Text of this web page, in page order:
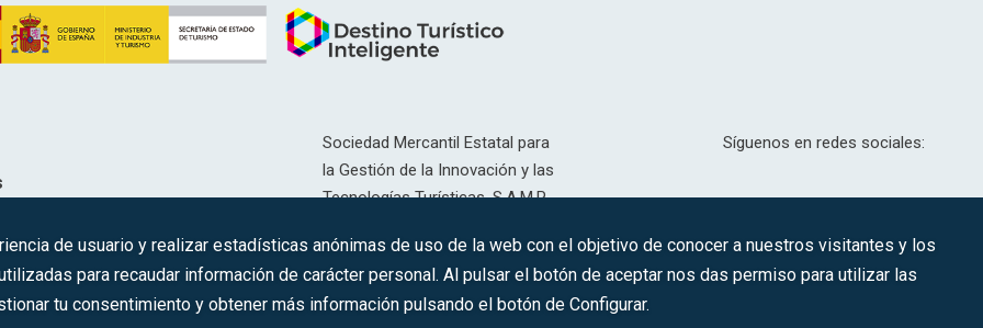
Sociedad Mercantil Estatal para
la Gestión de la Innovación y las
Tecnologías Turísticas, S.A.M.P.
Inscrita en el R.M. de Madrid, T,
12593, Se. 8, F. 129, H. 201.307.
C.I.F.: A-81/874.984
Síguenos en redes sociales:
CONTACTO
de usuario y realizar estadísticas anónimas de uso de la web con el objetivo de conocer a nuestros visitantes y los
para recaudar información de carácter personal. Al pulsar el botón de aceptar nos das permiso para utilizar las
tu consentimiento y obtener más información pulsando el botón de Configurar.